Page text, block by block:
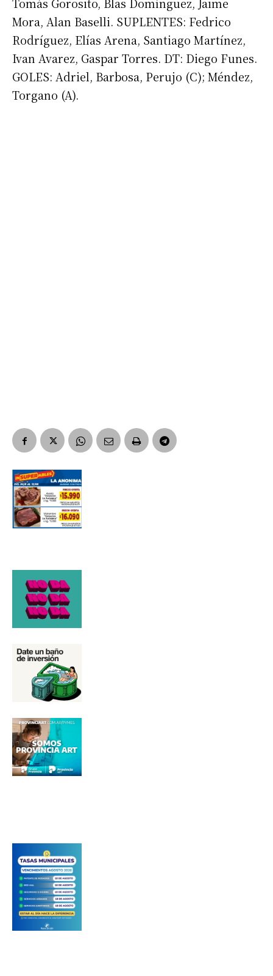
Suscribirme gratis
Tomás Gorosito, Blas Domínguez, Jaime
Mora, Alan Baselli. SUPLENTES: Fedrico
Rodríguez, Elías Arena, Santiago Martínez,
Ivan Avarez, Gaspar Torres. DT: Diego Funes.
GOLES: Adriel, Barbosa, Perujo (C); Méndez,
Torgano (A).